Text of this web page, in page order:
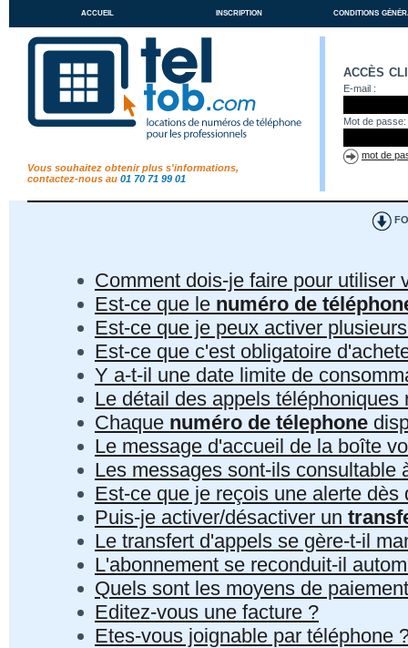
accueil inscription conditions
Vous souhaitez obtenir plus s'informations,
contactez-nous au 01 70 71 99 01
accès
E-mail :
Mot de passe:
mot de
Comment dois-je faire pour utiliser
Est-ce que le numéro de
Est-ce que je peux activer
Est-ce que c'est obligatoire
Y a-t-il une date limite de
Le détail des appels
Chaque numéro de télephone
Le message d'accueil de la boîte
Les messages sont-ils consultable
Est-ce que je reçois une alerte
Puis-je activer/désactiver un
Le transfert d'appels se gère-t-il
L'abonnement se reconduit-il
Quels sont les moyens de
Editez-vous une facture ?
Etes-vous joignable par téléphone